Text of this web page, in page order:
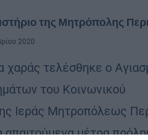
της Μητρόπολης
2020
τελέσθηκε ο
του Κοινωνικού
Ιεράς Μητροπόλεως
μέτρα